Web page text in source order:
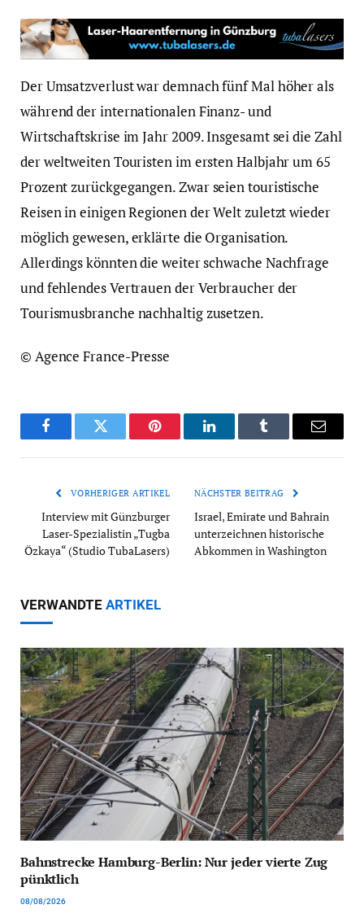
Der Umsatzverlust war demnach fünf Mal höher als
während der internationalen Finanz- und
Wirtschaftskrise im Jahr 2009. Insgesamt sei die Zahl
der weltweiten Touristen im ersten Halbjahr um 65
Prozent zurückgegangen. Zwar seien touristische
Reisen in einigen Regionen der Welt zuletzt wieder
möglich gewesen, erklärte die Organisation.
Allerdings könnten die weiter schwache Nachfrage
und fehlendes Vertrauen der Verbraucher der
Tourismusbranche nachhaltig zusetzen.
© Agence France-Presse
FacebookTwitter Pinterest LinkedInTumblr Email
VORHERIGER ARTIKEL
Interview mit Günzburger
Laser-Spezialistin „Tugba
Özkaya“ (Studio TubaLasers)
NÄCHSTER BEITRAG
Israel, Emirate und Bahrain
unterzeichnen historische
Abkommen in Washington
VERWANDTE ARTIKEL
Bahnstrecke Hamburg-Berlin: Nur jeder vierte Zug
pünktlich
08/08/2026